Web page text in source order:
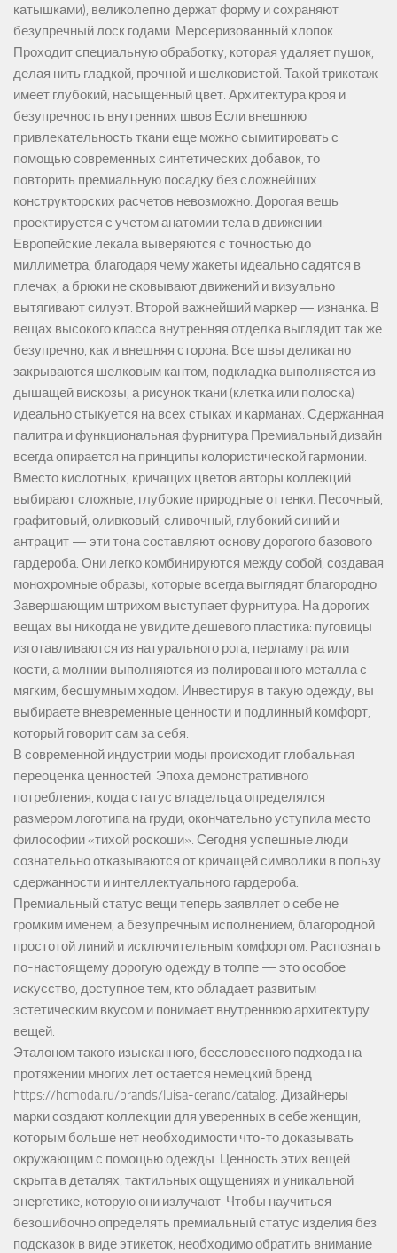
катышками), великолепно держат форму и сохраняют
безупречный лоск годами. Мерсеризованный хлопок.
Проходит специальную обработку, которая удаляет пушок,
делая нить гладкой, прочной и шелковистой. Такой трикотаж
имеет глубокий, насыщенный цвет. Архитектура кроя и
безупречность внутренних швов Если внешнюю
привлекательность ткани еще можно сымитировать с
помощью современных синтетических добавок, то
повторить премиальную посадку без сложнейших
конструкторских расчетов невозможно. Дорогая вещь
проектируется с учетом анатомии тела в движении.
Европейские лекала выверяются с точностью до
миллиметра, благодаря чему жакеты идеально садятся в
плечах, а брюки не сковывают движений и визуально
вытягивают силуэт. Второй важнейший маркер — изнанка. В
вещах высокого класса внутренняя отделка выглядит так же
безупречно, как и внешняя сторона. Все швы деликатно
закрываются шелковым кантом, подкладка выполняется из
дышащей вискозы, а рисунок ткани (клетка или полоска)
идеально стыкуется на всех стыках и карманах. Сдержанная
палитра и функциональная фурнитура Премиальный дизайн
всегда опирается на принципы колористической гармонии.
Вместо кислотных, кричащих цветов авторы коллекций
выбирают сложные, глубокие природные оттенки. Песочный,
графитовый, оливковый, сливочный, глубокий синий и
антрацит — эти тона составляют основу дорогого базового
гардероба. Они легко комбинируются между собой, создавая
монохромные образы, которые всегда выглядят благородно.
Завершающим штрихом выступает фурнитура. На дорогих
вещах вы никогда не увидите дешевого пластика: пуговицы
изготавливаются из натурального рога, перламутра или
кости, а молнии выполняются из полированного металла с
мягким, бесшумным ходом. Инвестируя в такую одежду, вы
выбираете вневременные ценности и подлинный комфорт,
который говорит сам за себя.
В современной индустрии моды происходит глобальная
переоценка ценностей. Эпоха демонстративного
потребления, когда статус владельца определялся
размером логотипа на груди, окончательно уступила место
философии «тихой роскоши». Сегодня успешные люди
сознательно отказываются от кричащей символики в пользу
сдержанности и интеллектуального гардероба.
Премиальный статус вещи теперь заявляет о себе не
громким именем, а безупречным исполнением, благородной
простотой линий и исключительным комфортом. Распознать
по-настоящему дорогую одежду в толпе — это особое
искусство, доступное тем, кто обладает развитым
эстетическим вкусом и понимает внутреннюю архитектуру
вещей.
Эталоном такого изысканного, бессловесного подхода на
протяжении многих лет остается немецкий бренд
https://hcmoda.ru/brands/luisa-cerano/catalog. Дизайнеры
марки создают коллекции для уверенных в себе женщин,
которым больше нет необходимости что-то доказывать
окружающим с помощью одежды. Ценность этих вещей
скрыта в деталях, тактильных ощущениях и уникальной
энергетике, которую они излучают. Чтобы научиться
безошибочно определять премиальный статус изделия без
подсказок в виде этикеток, необходимо обратить внимание